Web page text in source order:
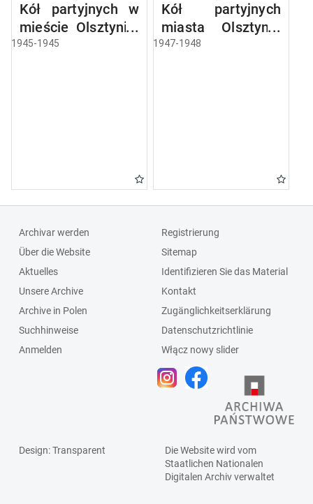
Kół partyjnych w
mieście Olsztynie:
Centrala
Wojskowa Nr
4648, miejskie
Zakłady
Komunikacyjne,
Urząd
Powszechny Dom
Towarowy, PWM-
Metalowiec,
Rzeźnia Miejska,
1945-1945
Kół partyjnych
miasta Olsztyna:
Centrala
Zakłady Ceramiki
Czerownej, PPB,
Polska Agencja
Drewna (Pagad),
Zakłady
Miasta, Związek
Zawodowy
Pracowników
Rolnych
1947-1948
Archivar werden
Über die Website
Aktuelles
Unsere Archive
Archive in Polen
Suchhinweise
Anmelden
Registrierung
Sitemap
Identifizieren Sie das Material
Kontakt
Zugänglichkeitserklärung
Datenschutzrichtlinie
Włącz nowy slider
Design: Transparent
Die Website wird vom
Staatlichen Nationalen
Digitalen Archivverwaltet